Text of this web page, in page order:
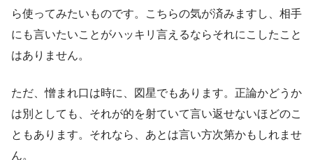
ら使ってみたいものです。こちらの気が済みますし、相手
にも言いたいことがハッキリ言えるならそれにこしたこと
はありません。
ただ、憎まれ口は時に、図星でもあります。正論かどうか
は別としても、それが的を射ていて言い返せないほどのこ
ともあります。それなら、あとは言い方次第かもしれませ
ん。